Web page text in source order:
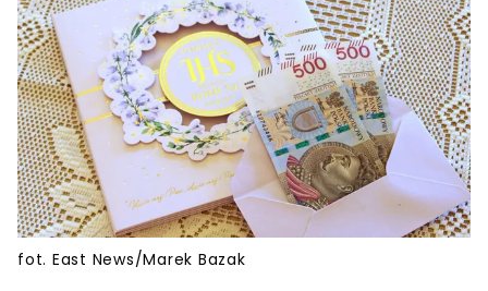
fot. East News/Marek Bazak